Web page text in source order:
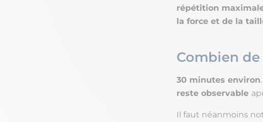
répétition maximale
la force et de la
Combien
30 minutes environ
reste observable
Il faut néanmoins